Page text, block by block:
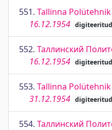
551. Tallinna
16.12.1954
552. Таллинский
16.12.1954
553. Tallinna
31.12.1954
554. Таллинский